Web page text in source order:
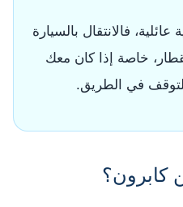
فالانتقال بالسيارة
خاصة إذا كان معك
في الطريق.
كابرون؟